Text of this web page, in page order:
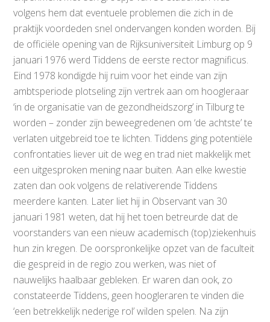
volgens hem dat eventuele problemen die zich in de
praktijk voordeden snel ondervangen konden worden. Bij
de officiële opening van de Rijksuniversiteit Limburg op 9
januari 1976 werd Tiddens de eerste rector magnificus.
Eind 1978 kondigde hij ruim voor het einde van zijn
ambtsperiode plotseling zijn vertrek aan om hoogleraar
‘in de organisatie van de gezondheidszorg’ in Tilburg te
worden – zonder zijn beweegredenen om ‘de achtste’ te
verlaten uitgebreid toe te lichten. Tiddens ging potentiële
confrontaties liever uit de weg en trad niet makkelijk met
een uitgesproken mening naar buiten. Aan elke kwestie
zaten dan ook volgens de relativerende Tiddens
meerdere kanten. Later liet hij in Observant van 30
januari 1981 weten, dat hij het toen betreurde dat de
voorstanders van een nieuw academisch (top)ziekenhuis
hun zin kregen. De oorspronkelijke opzet van de faculteit
die gespreid in de regio zou werken, was niet of
nauwelijks haalbaar gebleken. Er waren dan ook, zo
constateerde Tiddens, geen hoogleraren te vinden die
‘een betrekkelijk nederige rol’ wilden spelen. Na zijn